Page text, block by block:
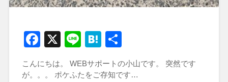
Facebook
X LineHatena
有
こんにちは。 WEBサポートの小山です。 突然です
が。。。 ポケふたをご存知です…